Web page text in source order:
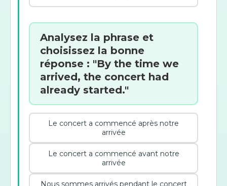
Analysez la phrase et
choisissez la bonne
réponse : "By the time we
arrived, the concert had
already started."
Le concert a commencé après notre
arrivée
Le concert a commencé avant notre
arrivée
Nous sommes arrivés pendant le concert